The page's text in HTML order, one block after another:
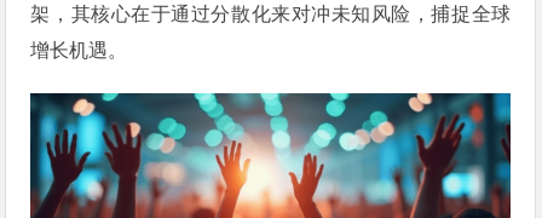
架，其核心在于通过分散化来对冲未知风险，捕捉全球
增长机遇。